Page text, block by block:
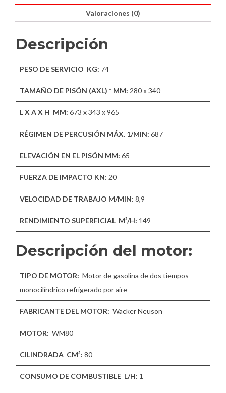
Valoraciones (0)
Descripción
PESO DE SERVICIO KG: 74
TAMAÑO DE PISÓN (AXL) * MM: 280 x 340
L X A X H MM: 673 x 343 x 965
RÉGIMEN DE PERCUSIÓN MÁX. 1/MIN: 687
ELEVACIÓN EN EL PISÓN MM: 65
FUERZA DE IMPACTO KN: 20
VELOCIDAD DE TRABAJO M/MIN: 8,9
RENDIMIENTO SUPERFICIAL M²/H: 149
Descripción del motor:
TIPO DE MOTOR: Motor de gasolina de dos tiempos
monocilíndrico refrigerado por aire
FABRICANTE DEL MOTOR: Wacker Neuson
MOTOR: WM80
CILINDRADA CM³: 80
CONSUMO DE COMBUSTIBLE L/H: 1